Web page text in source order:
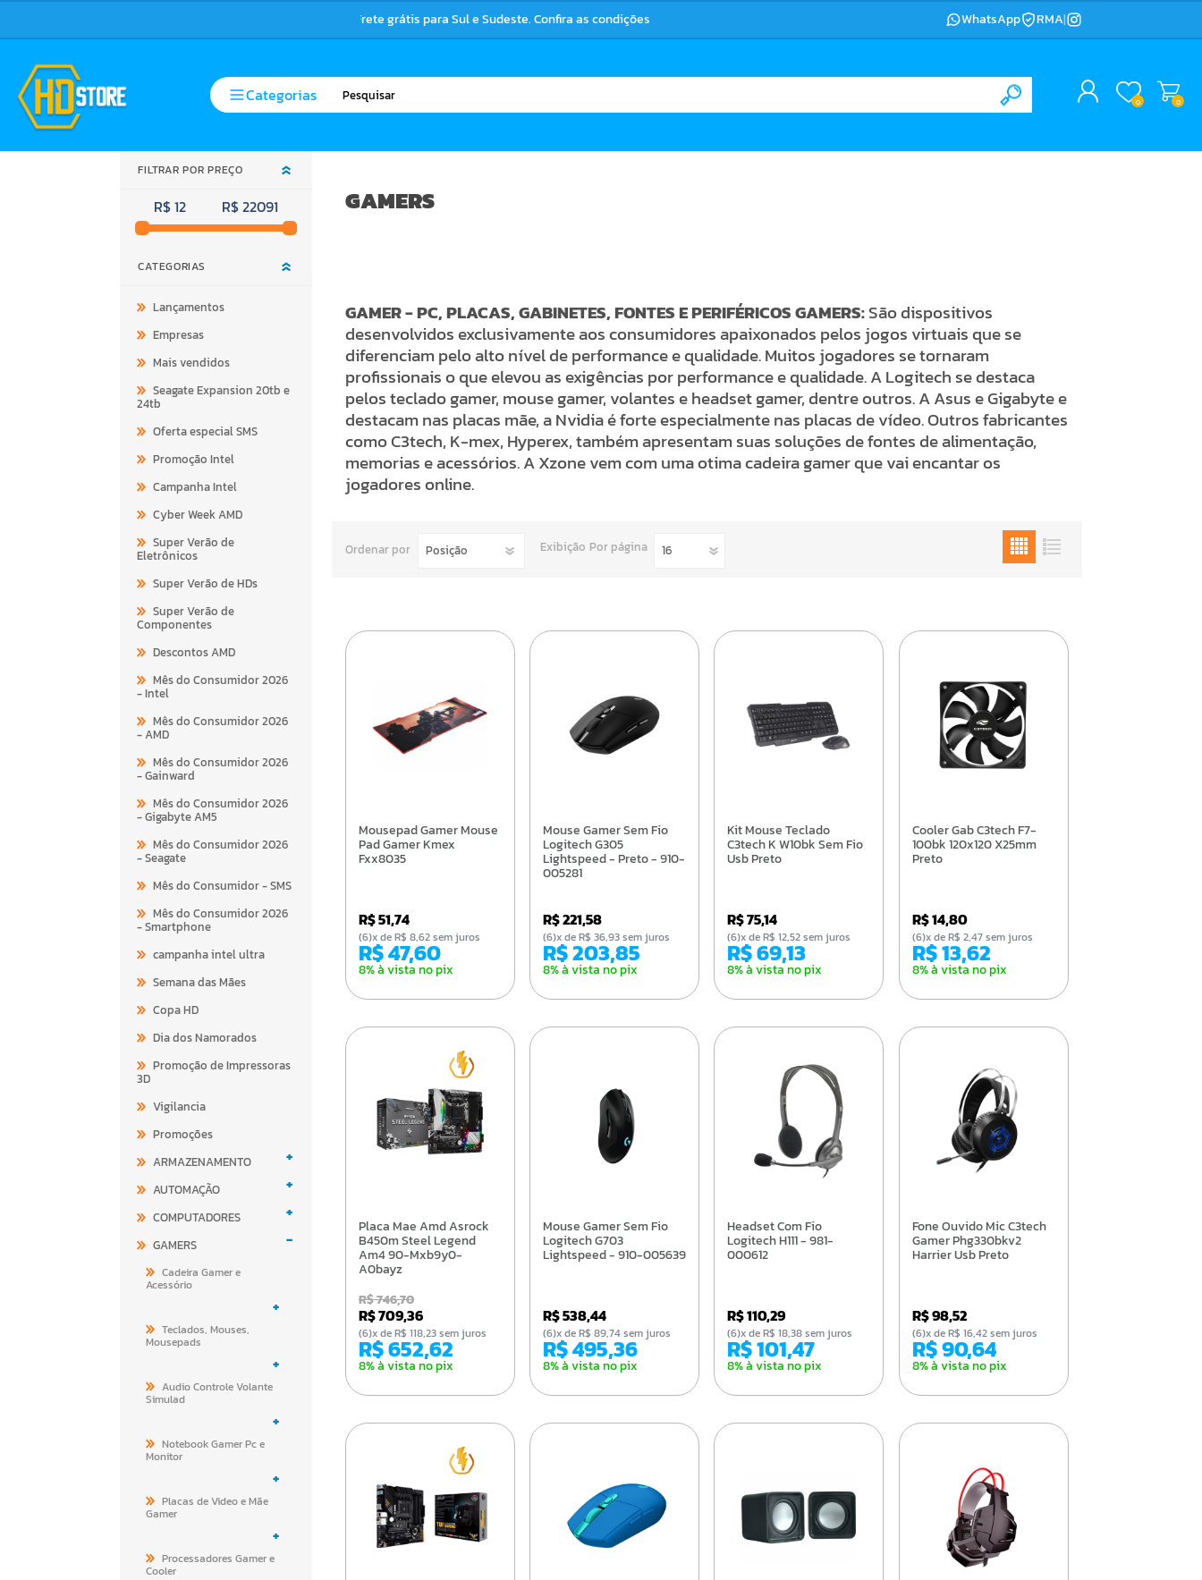
WhatsApp RMA|
Categorias 0 0
FILTRAR POR PREÇO
R$ 12 R$ 22091
CATEGORIAS
Lançamentos
Empresas
Mais vendidos
Seagate Expansion 20tb e
24tb
Oferta especial SMS
Promoção Intel
Campanha Intel
Cyber Week AMD
Super Verão de
Eletrônicos
Super Verão de HDs
Super Verão de
Componentes
Descontos AMD
Mês do Consumidor 2026
- Intel
Mês do Consumidor 2026
- AMD
Mês do Consumidor 2026
- Gainward
Mês do Consumidor 2026
- Gigabyte AM5
Mês do Consumidor 2026
- Seagate
Mês do Consumidor - SMS
Mês do Consumidor 2026
- Smartphone
campanha intel ultra
Semana das Mães
Copa HD
Dia dos Namorados
Promoção de Impressoras
3D
Vigilancia
Promoções
ARMAZENAMENTO
+
AUTOMAÇÃO +
COMPUTADORES +
GAMERS -
Cadeira Gamer e
Acessório
+
Teclados, Mouses,
Mousepads
+
Audio Controle Volante
Simulad
+
Notebook Gamer Pc e
Monitor
+
Placas de Video e Mãe
Gamer
+
Processadores Gamer e
Cooler
GAMERS
GAMER - PC, PLACAS, GABINETES, FONTES E PERIFÉRICOS GAMERS:Sãodispositivos
desenvolvidos exclusivamente aos consumidores apaixonados pelos jogos virtuais que se
diferenciam pelo alto nível de performance e qualidade. Muitos jogadores se tornaram
profissionais o que elevou as exigências por performance e qualidade.A Logitech se destaca
pelos teclado gamer, mouse gamer, volantes e headset gamer, dentre outros. A Asus e Gigabyte e
destacam nas placas mãe, a Nvidia é forte especialmente nas placas de vídeo. Outros fabricantes
como C3tech, K-mex, Hyperex, também apresentam suas soluções de fontes de alimentação,
memorias e acessórios. A Xzone vem com uma otima cadeira gamer que vai encantar os
jogadores online.
Ordenar por Exibição Por página
Mousepad Gamer Mouse
Pad Gamer Kmex
Fxx8035
R$ 51,74
R$ 47,60
8% à vista no pix
(6)x de R$ 8,62 sem juros
Mouse Gamer Sem Fio
Logitech G305
Lightspeed - Preto - 910-
005281
R$ 221,58
R$ 203,85
8% à vista no pix
(6)x de R$ 36,93 sem juros
Kit Mouse Teclado
C3tech K W10bk Sem Fio
Usb Preto
R$ 75,14
R$ 69,13
8% à vista no pix
(6)x de R$ 12,52 sem juros
Cooler Gab C3tech F7-
100bk 120x120 X25mm
Preto
R$ 14,80
R$ 13,62
8% à vista no pix
(6)x de R$ 2,47 sem juros
Placa Mae Amd Asrock
B450m Steel Legend
Am4 90-Mxb9y0-
A0bayz
R$ 746,70
R$ 709,36
R$ 652,62
8% à vista no pix
(6)x de R$ 118,23 sem juros
Mouse Gamer Sem Fio
Logitech G703
Lightspeed - 910-005639
R$ 538,44
R$ 495,36
8% à vista no pix
(6)x de R$ 89,74 sem juros
Headset Com Fio
Logitech H111 - 981-
000612
R$ 110,29
R$ 101,47
8% à vista no pix
(6)x de R$ 18,38 sem juros
Fone Ouvido Mic C3tech
Gamer Phg330bkv2
Harrier Usb Preto
R$ 98,52
R$ 90,64
8% à vista no pix
(6)x de R$ 16,42 sem juros